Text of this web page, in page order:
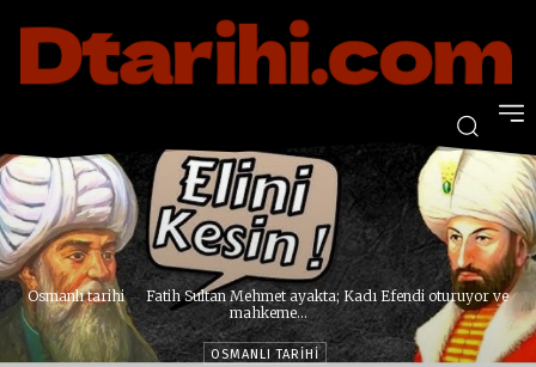
Osmanlı tarihi
Fatih Sultan Mehmet ayakta; Kadı Efendi oturuyor ve
mahkeme...
OSMANLI TARIHI